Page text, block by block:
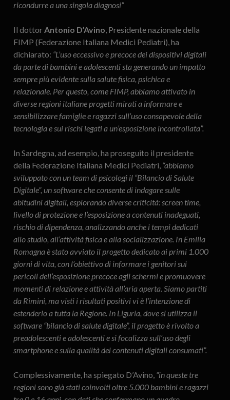
ricondurre a una singola diagnosi”
Il dottor Antonio D’Avino , Presidente nazionale della
FIMP (Federazione Italiana Medici Pediatri), ha
dichiarato: “L’uso eccessivo e precoce dei dispositivi digitali
da parte di bambini e adolescenti sta generando un impatto
sempre più evidente sulla salute fisica, psichica e
relazionale. Per questo, come FIMP, abbiamo attivato in
diverse regioni italiane progetti mirati a informare e
sensibilizzare famiglie e ragazzi sull’uso consapevole della
tecnologia e sui rischi legati a un’esposizione incontrollata”.
In Sardegna, ad esempio, ha proseguito il presidente
della Federazione Italiana Medici Pediatri, “abbiamo
sviluppato con un team di psicologi il “Bilancio di Salute
Digitale”, un software che consente di indagare sulle
abitudini digitali, esplorando diverse criticità: screen time,
livello di protezione e l’esposizione a contenuti inadeguati,
rischio di dipendenza, analizzando anche i tempi dedicati
allo studio, all’attività fisica e alla socializzazione. In Emilia
Romagna è stato avviato il progetto dedicato ai primi 1.000
giorni di vita, con l’obiettivo di informare i genitori sui
pericoli dell’esposizione precoce agli schermi e promuovere
momenti di relazione e attività all’aria aperta. Siamo partiti
da Rimini, ma visti i risultati positivi vi è l’intenzione di
estenderlo a tutta la Regione. In Liguria, dove si utilizza il
software “bilancio di salute digitale”, il progetto è rivolto a
preadolescenti e adolescenti e si focalizza sull’uso degli
smartphone e sulla qualità dei contenuti digitali consumati”.
Complessivamente, ha spiegato D’Avino, “in queste tre
regioni sono già stati coinvolti oltre 5.000 bambini e ragazzi